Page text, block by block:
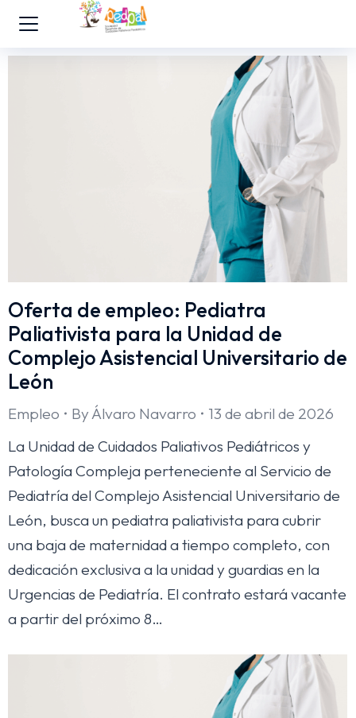
Oferta de empleo: Pediatra
Paliativista para la Unidad de
Complejo Asistencial Universitario de
León
Empleo By Álvaro Navarro
13 de abril de 2026
La Unidad de Cuidados Paliativos Pediátricos y
Patología Compleja perteneciente al Servicio de
Pediatría del Complejo Asistencial Universitario de
León, busca un pediatra paliativista para cubrir
una baja de maternidad a tiempo completo, con
dedicación exclusiva a la unidad y guardias en la
Urgencias de Pediatría. El contrato estará vacante
a partir del próximo 8…